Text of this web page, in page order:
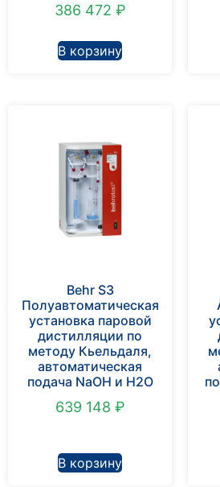
386 472 ₽
В корзину
Behr S3
Полуавтоматическая
установка паровой
дистилляции по
методу Кьельдаля,
автоматическая
подача NaOH и H2O
639 148 ₽
В корзину